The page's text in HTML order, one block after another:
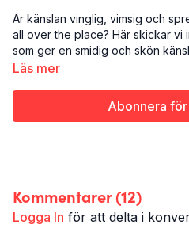
Är känslan vinglig, vimsig och
all over the place? Här skickar vi
som ger en smidig och skön
Läs mer
Abonnera
Kommentarer (12)
Logga In för att delta i